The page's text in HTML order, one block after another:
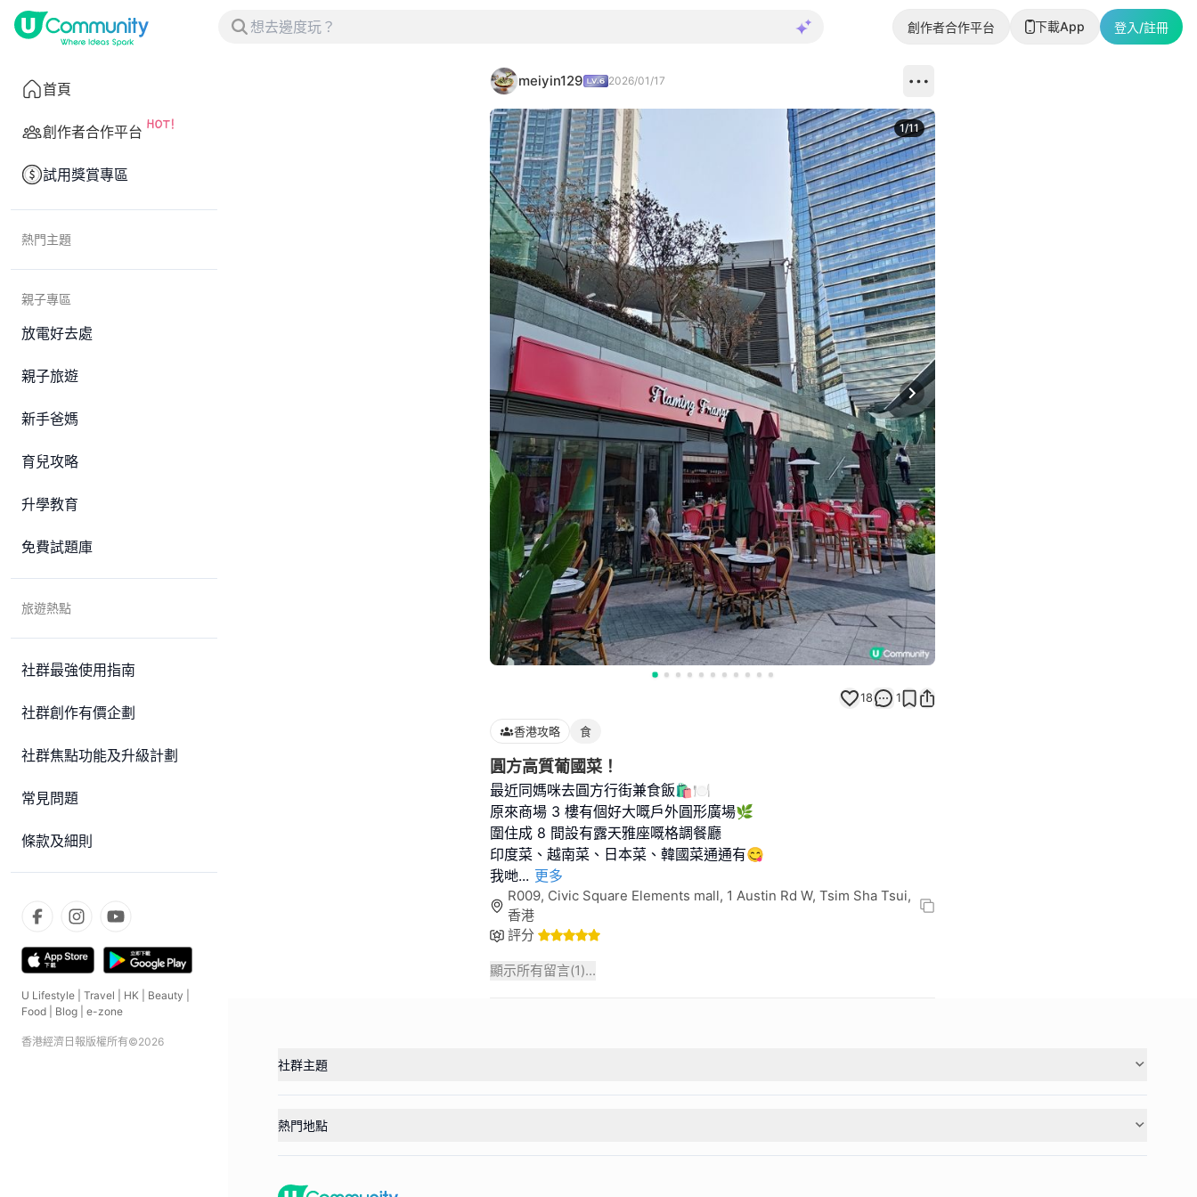
創作者合作平台 下載App 登入/註冊
首頁
創作者合作平台
試用獎賞專區
熱門主題
親子專區
放電好去處
親子旅遊
新手爸媽
育兒攻略
升學教育
免費試題庫
旅遊熱點
社群最強使用指南
社群創作有價企劃
社群焦點功能及升級計劃
常見問題
條款及細則
U Lifestyle Travel HK Beauty
Food
Blog e-zone
香港經濟日報版權所有©2026
meiyin129 2026/01/17
Next slide
1/11
18 1
香港攻略 食
圓方高質葡國菜！
最近同媽咪去圓方行街兼食飯🛍️🍽️
原來商場 3 樓有個好大嘅戶外圓形廣場🌿
圍住成 8 間設有露天雅座嘅格調餐廳
印度菜、越南菜、日本菜、韓國菜通通有😋
我哋... 更多
R009, Civic Square Elements mall, 1 Austin Rd W, Tsim Sha Tsui,
香港
評分
顯示所有留言(1)...
社群主題
熱門地點